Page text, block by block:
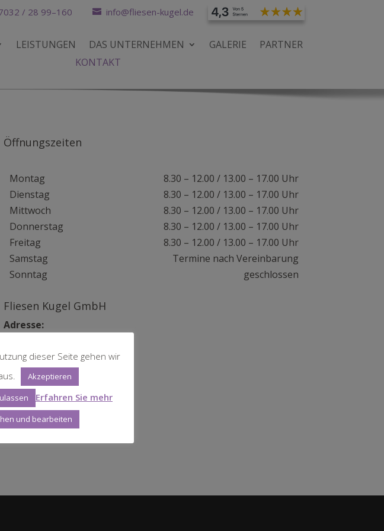
/ 28 99–160 info@fliesen-kugel.de
LEISTUNGEN DAS UNTERNEHMEN GALERIE
PARTNER
KONTAKT
Öffnungszeiten
Montag
8.30 – 12.00 / 13.00 – 17.00 Uhr
Dienstag
8.30 – 12.00 / 13.00 – 17.00 Uhr
Mittwoch
8.30 – 12.00 / 13.00 – 17.00 Uhr
Donnerstag
8.30 – 12.00 / 13.00 – 17.00 Uhr
Freitag
8.30 – 12.00 / 13.00 – 17.00 Uhr
Samstag
Termine nach Vereinbarung
Sonntag
geschlossen
Fliesen Kugel GmbH
Adresse:
D-71154 Nufringen
E-Mail:
info@fliesen-kugel.de
Tel.:
dieser Seite gehen wir
Akzeptieren
Erfahren Sie mehr
und bearbeiten